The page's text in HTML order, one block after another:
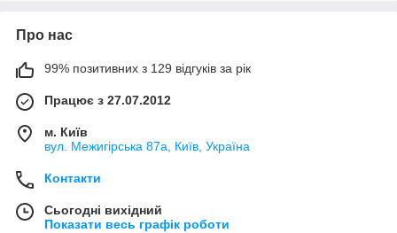
Про нас
99% позитивних з 129 відгуків за рік
Працює з 27.07.2012
м. Київ
вул. Межигірська 87а, Київ, Україна
Контакти
Сьогодні вихідний
Показати весь графік роботи